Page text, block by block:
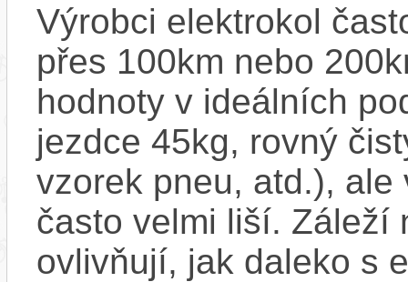
Výrobci elektrokol
přes 100km nebo
hodnoty v ideálních
jezdce 45kg, rovný
vzorek pneu, atd.),
často velmi liší. Záleží
ovlivňují, jak daleko s